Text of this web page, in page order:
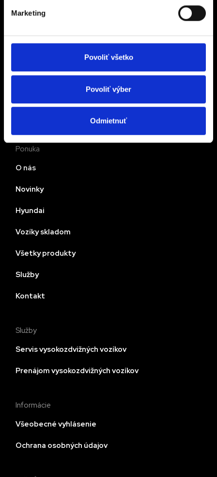
Marketing
Povoliť všetko
Povoliť výber
Odmietnuť
Hľadáte spoľahlivého
Pre viac informácií nás prosím kontaktujte
Mám záujem
Ponuka
O nás
Novinky
Hyundai
Vozíky skladom
Všetky produkty
Služby
Kontakt
Služby
Servis vysokozdvižných vozíkov
Prenájom vysokozdvižných vozíkov
Informácie
Všeobecné vyhlásenie
Ochrana osobných údajov